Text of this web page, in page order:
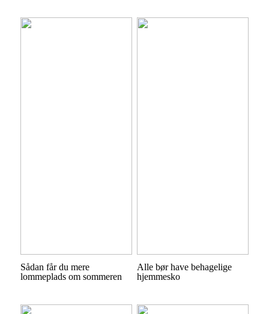
Sådan får du mere
lommeplads om sommeren
Alle bør have behagelige
hjemmesko